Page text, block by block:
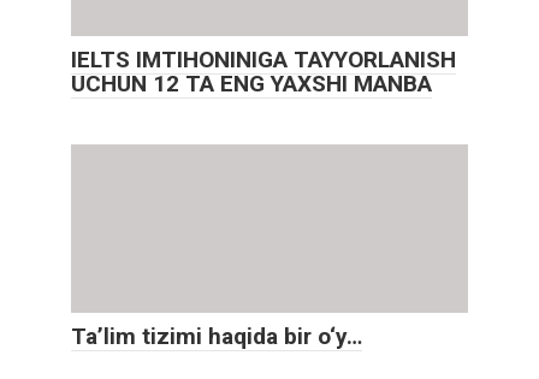
IELTS IMTIHONINIGA TAYYORLANISH
UCHUN 12 TA ENG YAXSHI MANBA
Ta’lim tizimi haqida bir o‘y…